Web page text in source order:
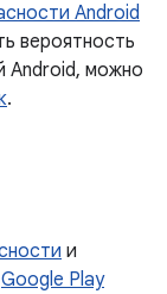
Android
вероятность
Android, можно
.
и
Google Play